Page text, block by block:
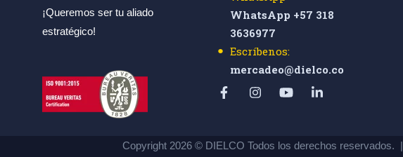
¡Queremos ser tu aliado
estratégico!
WhatsApp +57 318
3636977
Escríbenos:
mercadeo@dielco.co
Copyright 2026 © DIELCO Todos los derechos reservados. |